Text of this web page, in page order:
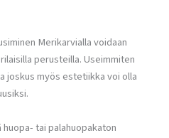
Merikarvialla voidaan
perusteilla. Useimmiten
joskus myös estetiikka voi olla
tai palahuopakaton